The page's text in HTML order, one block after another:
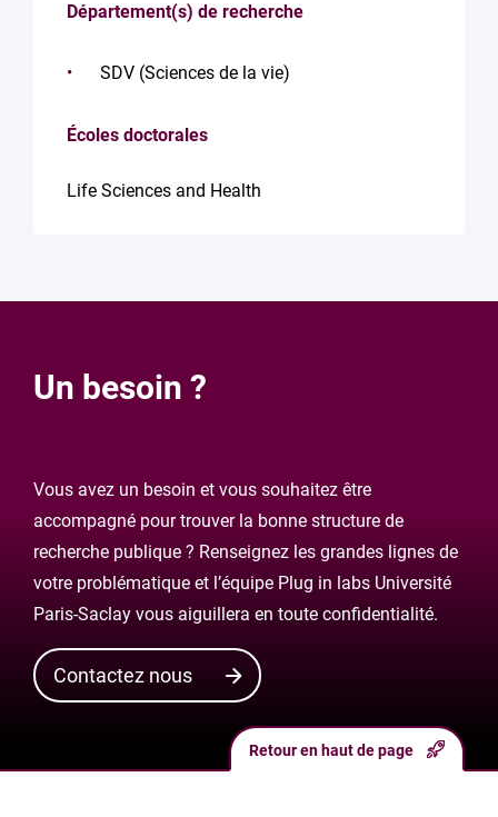
Département(s) de recherche
SDV (Sciences de la vie)
Écoles doctorales
Life Sciences and Health
Un besoin ?
Vous avez un besoin et vous souhaitez être
accompagné pour trouver la bonne structure de
recherche publique ? Renseignez les grandes lignes de
votre problématique et l’équipe Plug in labs Université
Paris-Saclay vous aiguillera en toute confidentialité.
Contactez nous
Retour en haut de page